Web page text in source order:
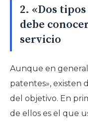
2. «Dos
debe
servicio
Aunque en
patentes», existen
del objetivo. En
de ellos es el que